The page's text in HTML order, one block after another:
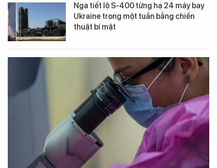
Nga tiết lộ S-400 từng hạ 24 máy bay
Ukraine trong một tuần bằng chiến
thuật bí mật